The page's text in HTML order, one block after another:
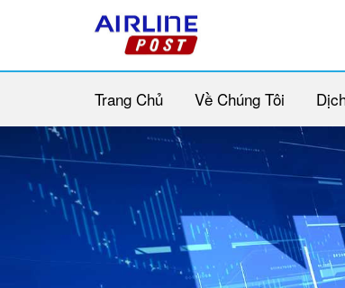
Trang Chủ Về Chúng Tôi